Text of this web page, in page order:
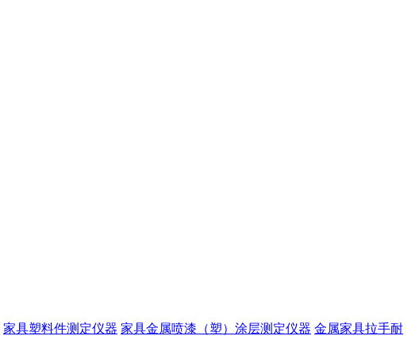
家具塑料件测定仪器 家具金属喷漆（塑）涂层测定仪器 金属家具拉手耐